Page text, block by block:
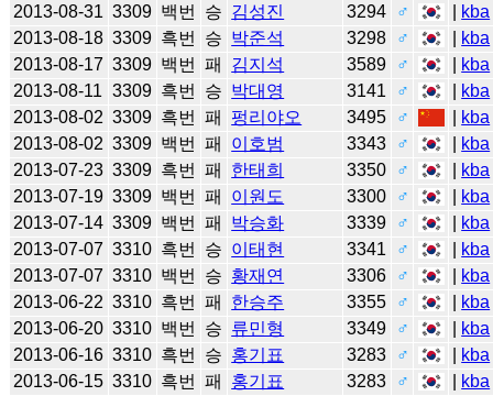
2013-08-31 3309 백번 승 김성진 3294 ♂ kba
2013-08-18 3309 흑번 승 박준석 3298 ♂ kba
2013-08-17 3309 백번 패 김지석 3589 ♂ kba
2013-08-11 3309 흑번 승 박대영 3141 ♂ kba
2013-08-02 3309 흑번 패 펑리야오 3495 ♂ kba
2013-08-02 3309 백번 패 이호범 3343 ♂ kba
2013-07-23 3309 흑번 패 한태희 3350 ♂ kba
2013-07-19 3309 백번 패 이원도 3300 ♂ kba
2013-07-14 3309 백번 패 박승화 3339 ♂ kba
2013-07-07 3310 흑번 승 이태현 3341 ♂ kba
2013-07-07 3310 백번 승 황재연 3306 ♂ kba
2013-06-22 3310 흑번 패 한승주 3355 ♂ kba
2013-06-20 3310 백번 승 류민형 3349 ♂ kba
2013-06-16 3310 흑번 승 홍기표 3283 ♂ kba
2013-06-15 3310 흑번 패 홍기표 3283 ♂ kba